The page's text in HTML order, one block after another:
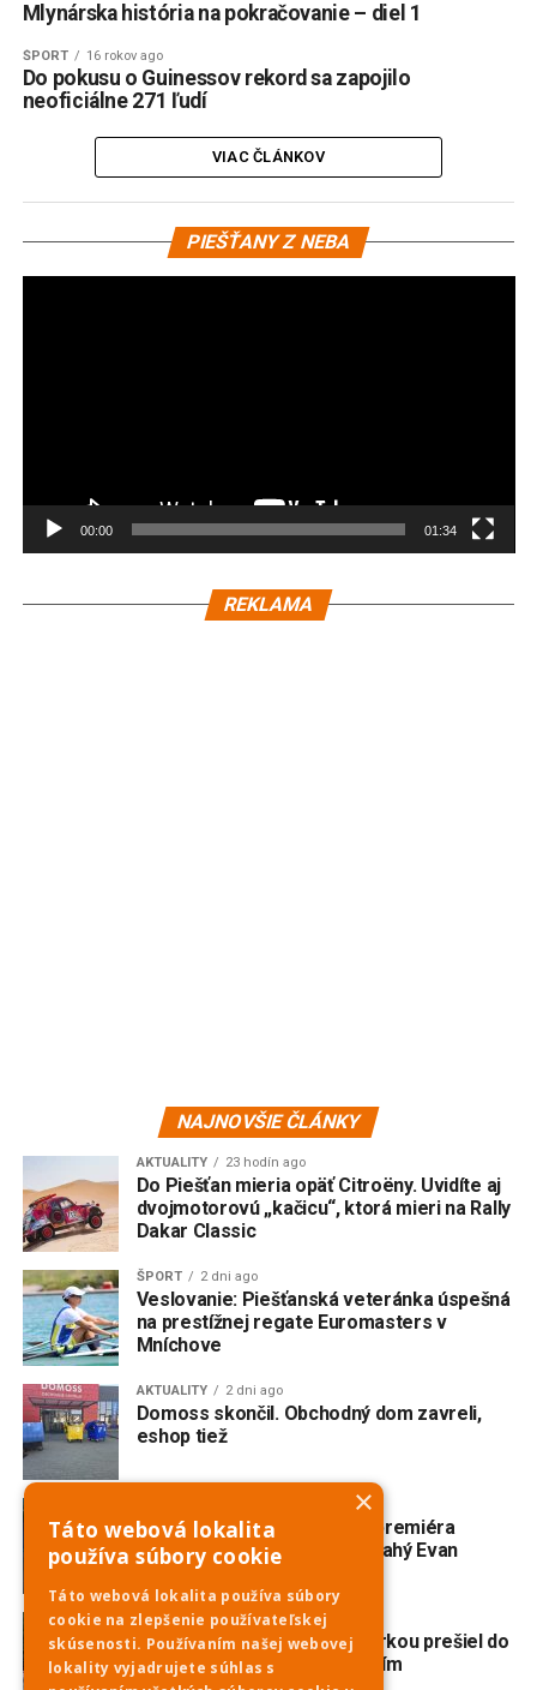
Mlynárska história na pokračovanie – diel 1
ŠPORT 16 rokov ago
Do pokusu o Guinessov rekord sa zapojilo
neoficiálne 271 ľudí
VIAC ČLÁNKOV
PIEŠŤANY Z NEBA
00:00 01:34
REKLAMA
NAJNOVŠIE ČLÁNKY
AKTUALITY 23 hodín ago
Do Piešťan mieria opäť Citroëny. Uvidíte aj
dvojmotorovú „kačicu“, ktorá mieri na Rally
Dakar Classic
ŠPORT 2 dni ago
Veslovanie: Piešťanská veteránka úspešná
na prestížnej regate Euromasters v
Mníchove
AKTUALITY 2 dni ago
Domoss skončil. Obchodný dom zavreli,
eshop tiež
V Trnave vzniká slovenská premiéra
broadwayského muzikálu Drahý Evan
Hansen
AKTUALITY 3 dni ago
Nehoda na Havrane: S motorkou prešiel do
protismeru a zrazil sa s ďalším
×
Táto webová lokalita
používa súbory cookie
Táto webová lokalita používa súbory
cookie na zlepšenie používateľskej
skúsenosti. Používaním našej webovej
lokality vyjadrujete súhlas s